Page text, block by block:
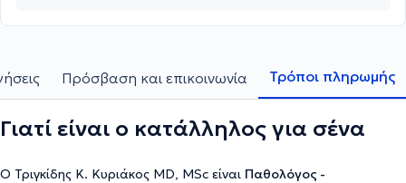
Πρόσβαση και επικοινωνία Τρόποι πληρωμής
Γιατί είναι ο κατάλληλος για σένα
Ο Τριγκίδης Κ. Κυριάκος MD, MSc είναι Παθολόγος -